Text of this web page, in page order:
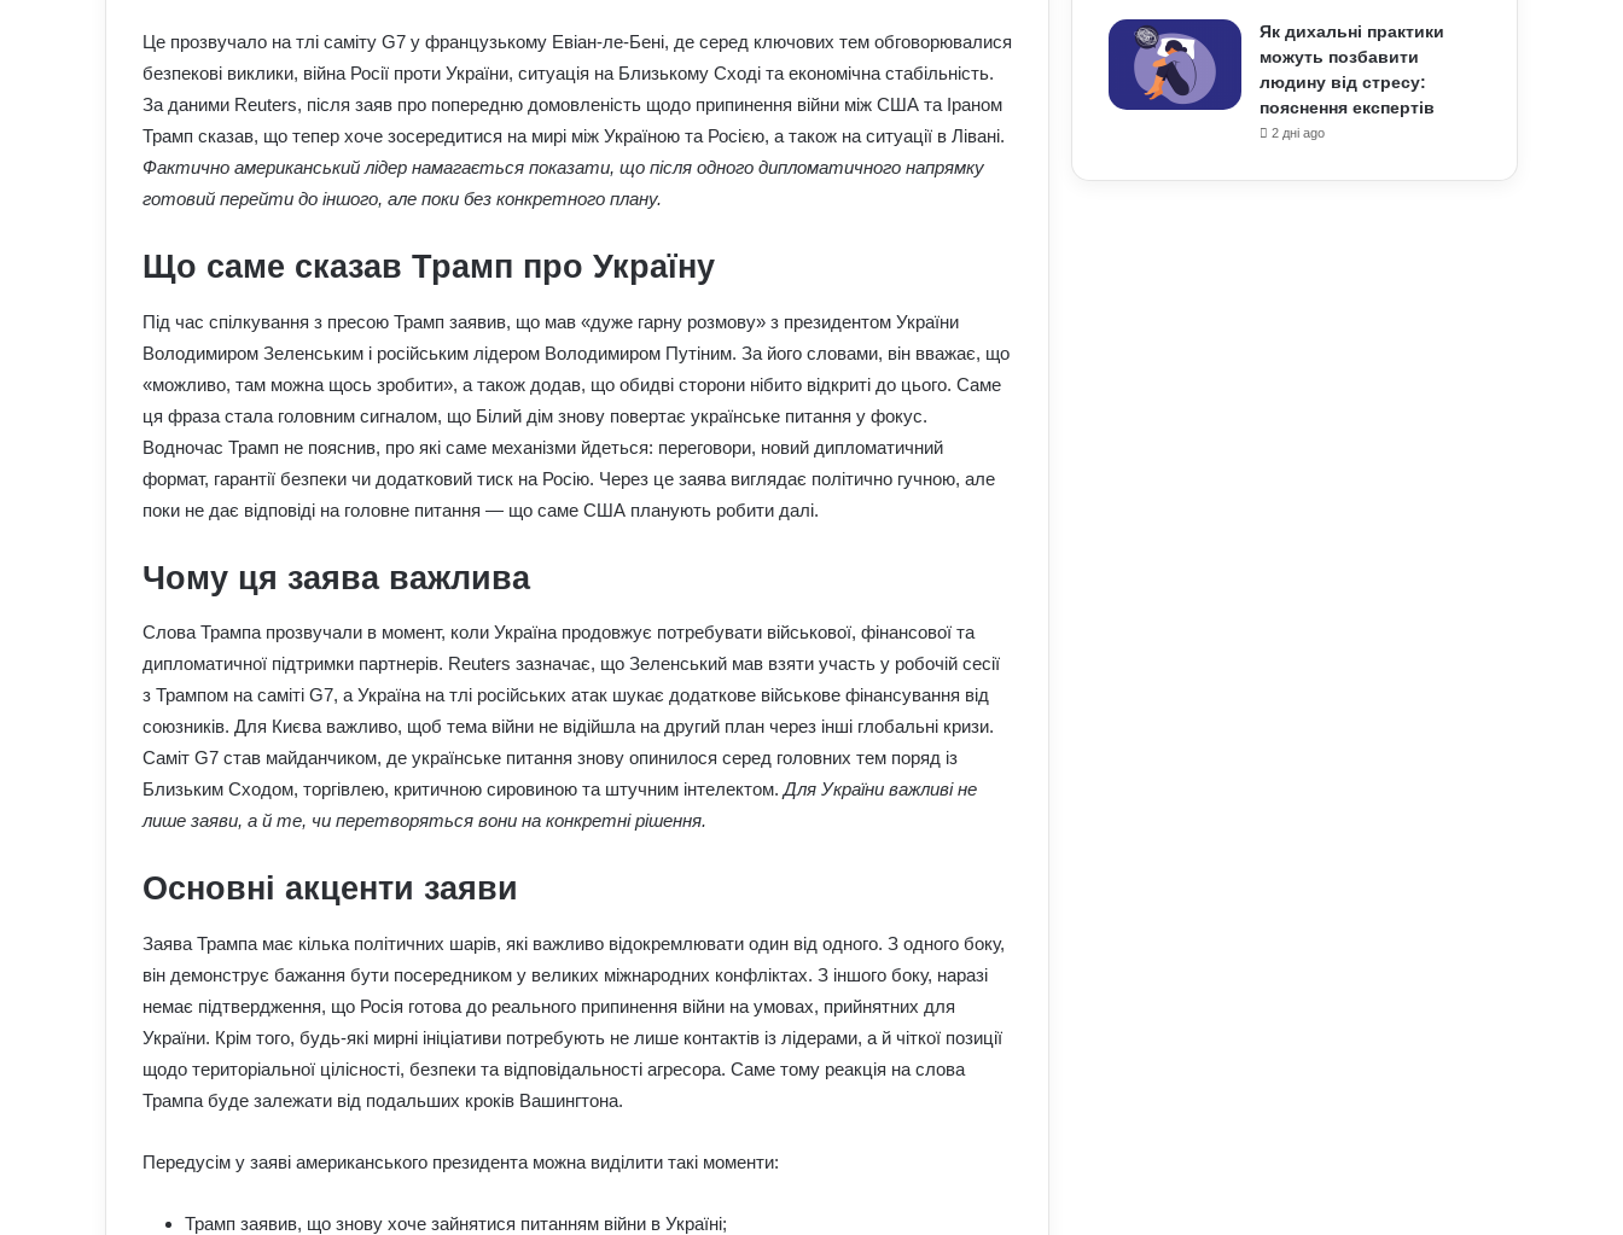
Це прозвучало на тлі саміту G7 у французькому Евіан-ле-Бені, де серед ключових тем обговорювалися
безпекові виклики, війна Росії проти України, ситуація на Близькому Сході та економічна стабільність.
За даними Reuters, після заяв про попередню домовленість щодо припинення війни між США та Іраном
Трамп сказав, що тепер хоче зосередитися на мирі між Україною та Росією, а також на ситуації в Лівані.
Фактично американський лідер намагається показати, що після одного дипломатичного напрямку
готовий перейти до іншого, але поки без конкретного плану.
Що саме сказав Трамп про Україну
Під час спілкування з пресою Трамп заявив, що мав «дуже гарну розмову» з президентом України
Володимиром Зеленським і російським лідером Володимиром Путіним. За його словами, він вважає, що
«можливо, там можна щось зробити», а також додав, що обидві сторони нібито відкриті до цього. Саме
ця фраза стала головним сигналом, що Білий дім знову повертає українське питання у фокус.
Водночас Трамп не пояснив, про які саме механізми йдеться: переговори, новий дипломатичний
формат, гарантії безпеки чи додатковий тиск на Росію. Через це заява виглядає політично гучною, але
поки не дає відповіді на головне питання — що саме США планують робити далі.
Чому ця заява важлива
Слова Трампа прозвучали в момент, коли Україна продовжує потребувати військової, фінансової та
дипломатичної підтримки партнерів. Reuters зазначає, що Зеленський мав взяти участь у робочій сесії
з Трампом на саміті G7, а Україна на тлі російських атак шукає додаткове військове фінансування від
союзників. Для Києва важливо, щоб тема війни не відійшла на другий план через інші глобальні кризи.
Саміт G7 став майданчиком, де українське питання знову опинилося серед головних тем поряд із
Близьким Сходом, торгівлею, критичною сировиною та штучним інтелектом. Для України важливі не
лише заяви, а й те, чи перетворяться вони на конкретні рішення.
Основні акценти заяви
Заява Трампа має кілька політичних шарів, які важливо відокремлювати один від одного. З одного боку,
він демонструє бажання бути посередником у великих міжнародних конфліктах. З іншого боку, наразі
немає підтвердження, що Росія готова до реального припинення війни на умовах, прийнятних для
України. Крім того, будь-які мирні ініціативи потребують не лише контактів із лідерами, а й чіткої позиції
щодо територіальної цілісності, безпеки та відповідальності агресора. Саме тому реакція на слова
Трампа буде залежати від подальших кроків Вашингтона.
Передусім у заяві американського президента можна виділити такі моменти:
Трамп заявив, що знову хоче зайнятися питанням війни в Україні;
Як дихальні практики
можуть позбавити
людину від стресу:
пояснення експертів
2 дні ago